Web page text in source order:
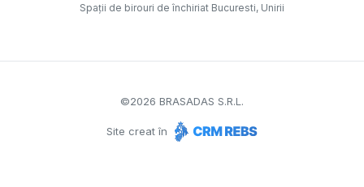
Spații de birouri de închiriat Bucuresti, Unirii
©2026 BRASADAS S.R.L.
Site creat în